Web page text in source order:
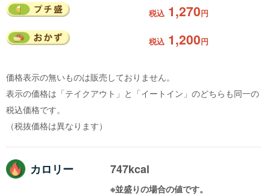
税込 1,270円
税込 1,200円
価格表示の無いものは販売しておりません。
表示の価格は「テイクアウト」と「イートイン」のどちらも同一の
税込価格です。
（税抜価格は異なります）
カロリー 747kcal
※並盛りの場合の値です。